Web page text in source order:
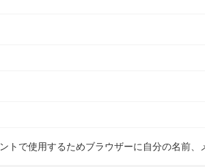
トで使用するためブラウザーに自分の名前、